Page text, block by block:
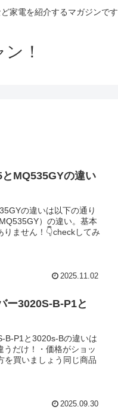
家電を紹介するマガジンです
！
MQ535GYの違い
の違いは以下の通り
）の違い。基本
ません！👇checkしてみ
2025.11.02
ー3020S-B-P1と
B-P1と3020s-Bの違いは
うだけ！・価格がショッ
を買いましょう同じ商品
2025.09.30